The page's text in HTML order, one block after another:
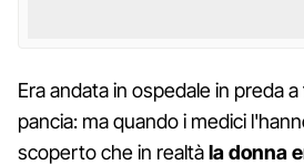
Era andata in ospedale in preda
pancia: ma quando i medici
scoperto che in realtàla donna